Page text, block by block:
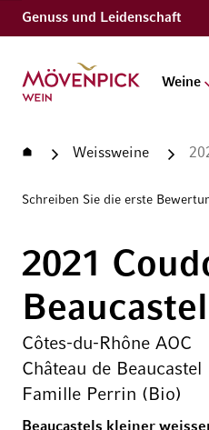
Genuss und Leidenschaft
Zur Startseite
Weine
StartseiteWeissweine
Schreiben Sie die erste
2021
Côtes-du-Rhône AOC
Château de Beaucastel
Famille Perrin (Bio)